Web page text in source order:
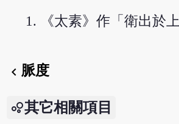
《太素》作「衛出於
chevron_left脈度
其它相關項目